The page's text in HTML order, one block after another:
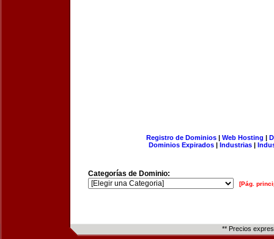
Registro de Dominios| Web Hosting |
Dominios Expirados | Industrias |
Categorías de Dominio:
[Pág.
** Precios